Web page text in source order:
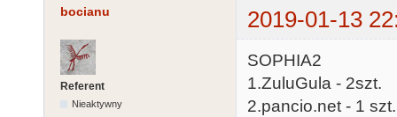
bocianu 2019-01-13
Referent
Nieaktywny
SOPHIA2
1.ZuluGula - 2szt.
2.pancio.net - 1 szt.